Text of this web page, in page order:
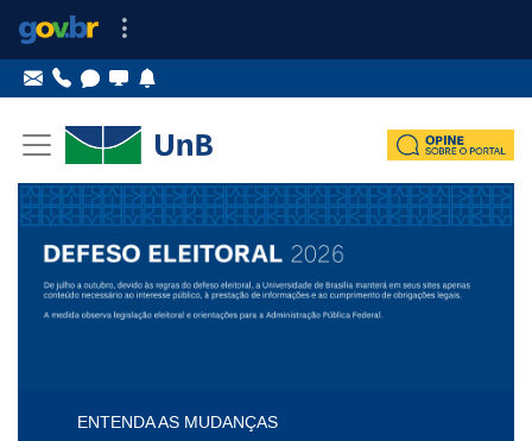
Destaques
ENTENDA AS MUDANÇAS